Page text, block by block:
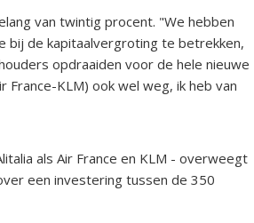
van twintig procent. "We hebben
bij de kapitaalvergroting te betrekken,
opdraaiden voor de hele nieuwe
France-KLM) ook wel weg, ik heb van
als Air France en KLM - overweegt
een investering tussen de 350